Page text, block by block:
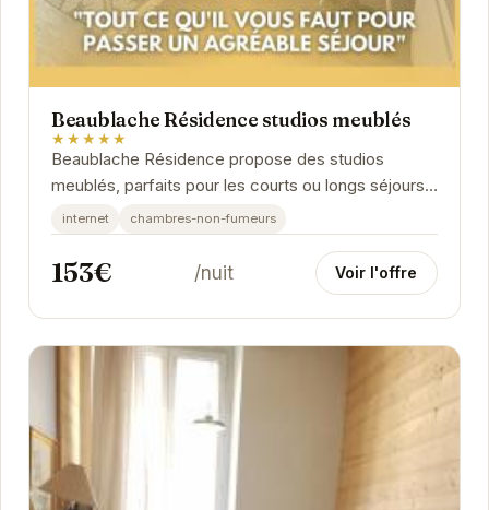
Beaublache Résidence studios meublés
★★★★★
Beaublache Résidence propose des studios
meublés, parfaits pour les courts ou longs séjours.
Chaque studio est équipé pour vous offrir un...
internet chambres-non-fumeurs
153€ /nuit Voir l'offre